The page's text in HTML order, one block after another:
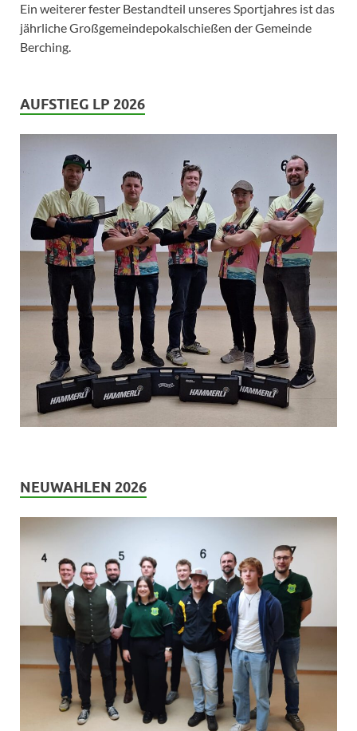
Ein weiterer fester Bestandteil unseres Sportjahres ist das
jährliche Großgemeindepokalschießen der Gemeinde
Berching.
AUFSTIEG LP 2026
NEUWAHLEN 2026